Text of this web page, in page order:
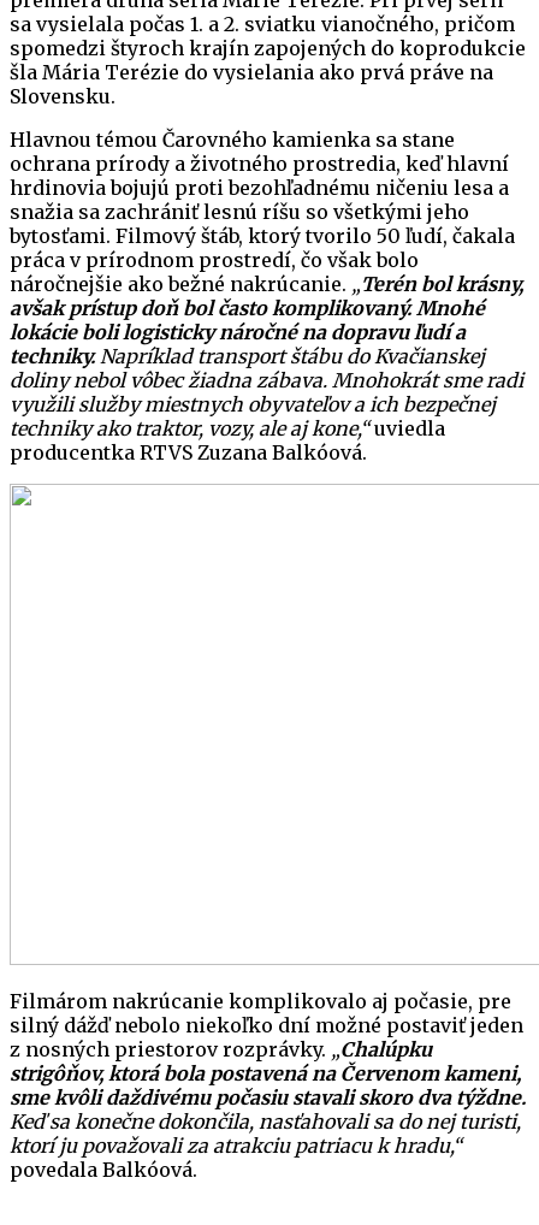
sa vysielala počas 1. a 2. sviatku vianočného, pričom
spomedzi štyroch krajín zapojených do koprodukcie
šla Mária Terézie do vysielania ako prvá práve na
Slovensku.
Hlavnou témou Čarovného kamienka sa stane
ochrana prírody a životného prostredia, keď hlavní
hrdinovia bojujú proti bezohľadnému ničeniu lesa a
snažia sa zachrániť lesnú ríšu so všetkými jeho
bytosťami. Filmový štáb, ktorý tvorilo 50 ľudí, čakala
práca v prírodnom prostredí, čo však bolo
náročnejšie ako bežné nakrúcanie. „Terén bol krásny,
avšak prístup doň bol často komplikovaný. Mnohé
lokácie boli logisticky náročné na dopravu ľudí a
techniky.Napríklad transport štábu do Kvačianskej
doliny nebol vôbec žiadna zábava. Mnohokrát sme radi
využili služby miestnych obyvateľov a ich bezpečnej
techniky ako traktor, vozy, ale aj kone,“uviedla
producentka RTVS Zuzana Balkóová.
Filmárom nakrúcanie komplikovalo aj počasie, pre
silný dážď nebolo niekoľko dní možné postaviť jeden
z nosných priestorov rozprávky. „Chalúpku
strigôňov, ktorá bola postavená na Červenom kameni,
sme kvôli daždivému počasiu stavali skoro dva týždne.
Keď sa konečne dokončila, nasťahovali sa do nej turisti,
ktorí ju považovali za atrakciu patriacu k hradu,“
povedala Balkóová.